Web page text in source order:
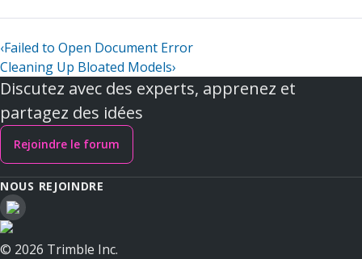
‹Failed to Open Document Error
Cleaning Up Bloated Models›
Discutez avec des experts, apprenez et
partagez des idées
Rejoindre le forum
NOUS REJOINDRE
© 2026 Trimble Inc.